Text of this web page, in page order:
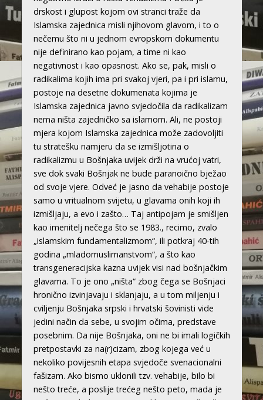
drskost i glupost kojom ovi stranci traže da
Islamska zajednica misli njihovom glavom, i to o
nečemu što ni u jednom evropskom dokumentu
nije definirano kao pojam, a time ni kao
negativnost i kao opasnost. Ako se, pak, misli o
radikalima kojih ima pri svakoj vjeri, pa i pri islamu,
postoje na desetne dokumenata kojima je
Islamska zajednica javno svjedočila da radikalizam
nema ništa zajedničko sa islamom. Ali, ne postoji
mjera kojom Islamska zajednica može zadovoljiti
tu stratešku namjeru da se izmišljotina o
radikalizmu u Bošnjaka uvijek drži na vrućoj vatri,
sve dok svaki Bošnjak ne bude paranoično bježao
od svoje vjere. Odveć je jasno da vehabije postoje
samo u vritualnom svijetu, u glavama onih koji ih
izmišljaju, a evo i zašto… Taj antipojam je smišljen
kao imenitelj nečega što se 1983., recimo, zvalo
„islamskim fundamentalizmom“, ili potkraj 40-tih
godina „mladomuslimanstvom“, a što kao
transgeneracijska kazna uvijek visi nad bošnjačkim
glavama. To je ono „ništa“ zbog čega se Bošnjaci
hronično izvinjavaju i sklanjaju, a u tom miljenju i
cviljenju Bošnjaka srpski i hrvatski šovinisti vide
jedini način da sebe, u svojim očima, predstave
posebnim. Da nije Bošnjaka, oni ne bi imali logičkih
pretpostavki za na(r)cizam, zbog kojega već u
nekoliko povijesnih etapa svjedoče svenacionalni
fašizam. Ako bismo uklonili tzv. vehabije, bilo bi
nešto treće, a poslije trećeg nešto peto, mada je